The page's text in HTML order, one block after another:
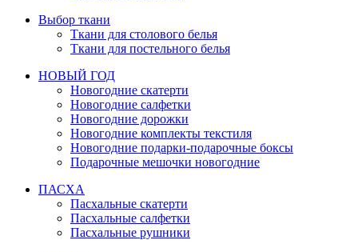
Выбор ткани
Ткани для столового белья
Ткани для постельного белья
НОВЫЙ ГОД
Новогодние скатерти
Новогодние салфетки
Новогодние дорожки
Новогодние комплекты текстиля
Новогодние подарки-подарочные боксы
Подарочные мешочки новогодние
ПАСХА
Пасхальные скатерти
Пасхальные салфетки
Пасхальные рушники